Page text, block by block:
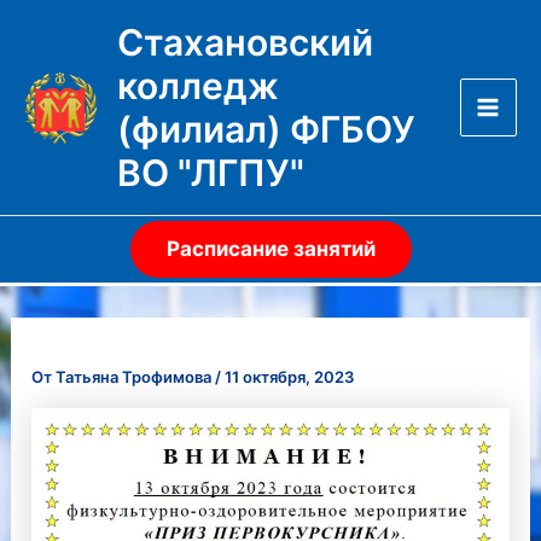
содержимому
Стахановский
колледж
(филиал) ФГБОУ
ВО "ЛГПУ"
Расписание занятий
ОтТатьяна Трофимова /11 октября, 2023